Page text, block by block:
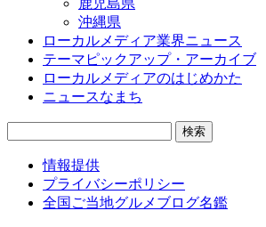
沖縄県
ローカルメディア業界ニュース
テーマピックアップ・アーカイブ
ローカルメディアのはじめかた
ニュースなまち
情報提供
プライバシーポリシー
全国ご当地グルメブログ名鑑